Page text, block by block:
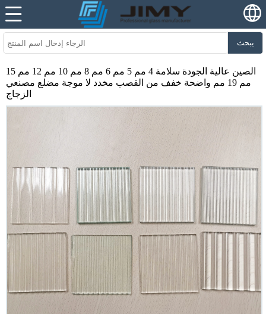
يبحث
الصين عالية الجودة سلامة 4 مم 5 مم 6 مم 8 مم 10 مم 12 مم 15
مم 19 مم واضحة خفف من القصب مخدد لا موجة مضلع مصنعي
الزجاج